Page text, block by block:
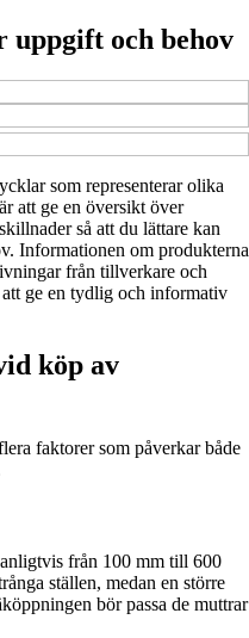
och behov
som representerar olika
att ge en översikt över
så att du lättare kan
Informationen om produkterna
från tillverkare och
ge en tydlig och informativ
köp av
faktorer som påverkar både
från 100 mm till 600
ställen, medan en större
bör passa de muttrar